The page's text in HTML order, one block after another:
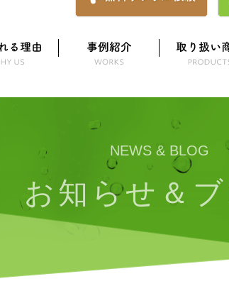
NEWS & BLOG
お知らせ＆